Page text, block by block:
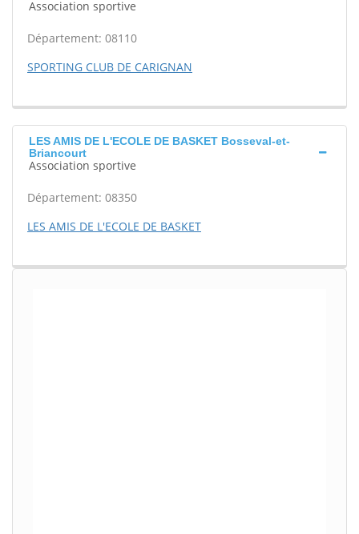
Association sportive
Département: 08110
SPORTING CLUB DE CARIGNAN
LES AMIS DE L'ECOLE DE BASKET Bosseval-et-
Briancourt
Association sportive
Département: 08350
LES AMIS DE L'ECOLE DE BASKET